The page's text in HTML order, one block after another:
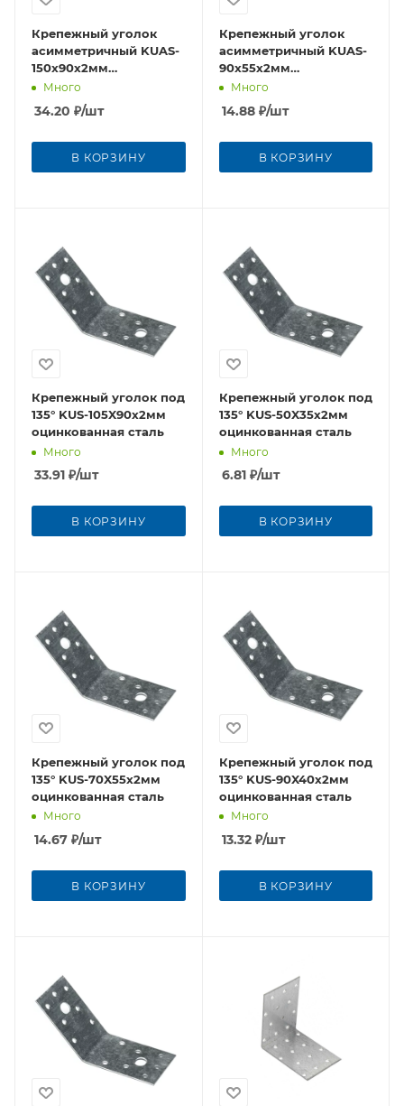
Крепежный уголок
асимметричный KUAS-
150x90х2мм
оцинкованная сталь
Много
34.20 ₽/шт
В КОРЗИНУ
Крепежный уголок
асимметричный KUAS-
90x55х2мм
оцинкованная сталь
Много
14.88₽/шт
В КОРЗИНУ
Крепежный уголок под
135° KUS-105X90х2мм
оцинкованная сталь
Много
33.91 ₽/шт
В КОРЗИНУ
Крепежный уголок под
135° KUS-50X35х2мм
оцинкованная сталь
Много
6.81₽/шт
В КОРЗИНУ
Крепежный уголок под
135° KUS-70X55х2мм
оцинкованная сталь
Много
14.67 ₽/шт
В КОРЗИНУ
Крепежный уголок под
135° KUS-90X40х2мм
оцинкованная сталь
Много
13.32₽/шт
В КОРЗИНУ